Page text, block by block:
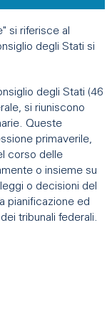
si riferisce al
degli Stati si
degli Stati (46
si riuniscono
Queste
primaverile,
corso delle
o insieme su
o decisioni del
pianificazione ed
tribunali federali.